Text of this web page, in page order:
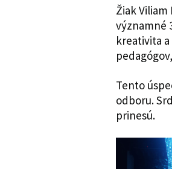
Žiak
významné
kreativita
Tento
odboru.
prinesú.